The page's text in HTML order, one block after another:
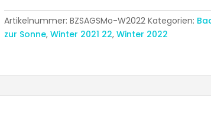
Artikelnummer:BZSAGSMo-W2022 Kategorien:
zur Sonne,Winter 2021 22,Winter 2022